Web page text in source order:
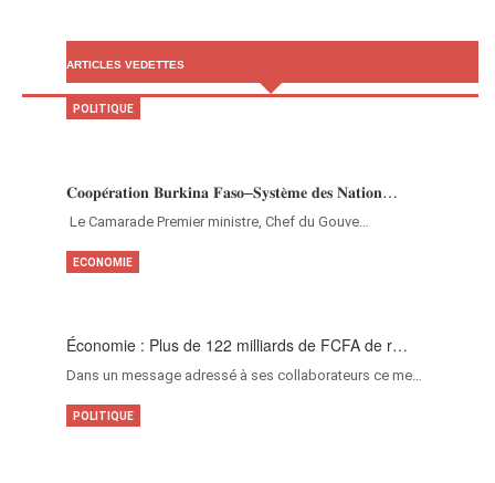
ARTICLES VEDETTES
𝐂𝐨𝐨𝐩𝐞́𝐫𝐚𝐭𝐢𝐨𝐧 𝐁𝐮𝐫𝐤𝐢𝐧𝐚 𝐅𝐚𝐬𝐨–𝐒𝐲𝐬𝐭𝐞̀𝐦𝐞 𝐝𝐞𝐬 𝐍𝐚𝐭𝐢𝐨𝐧…
‎Le Camarade Premier ministre, Chef du Gouve…
POLITIQUE
Économie : Plus de 122 milliards de FCFA de r…
Dans un message adressé à ses collaborateurs ce me…
ECONOMIE
POLITIQUE